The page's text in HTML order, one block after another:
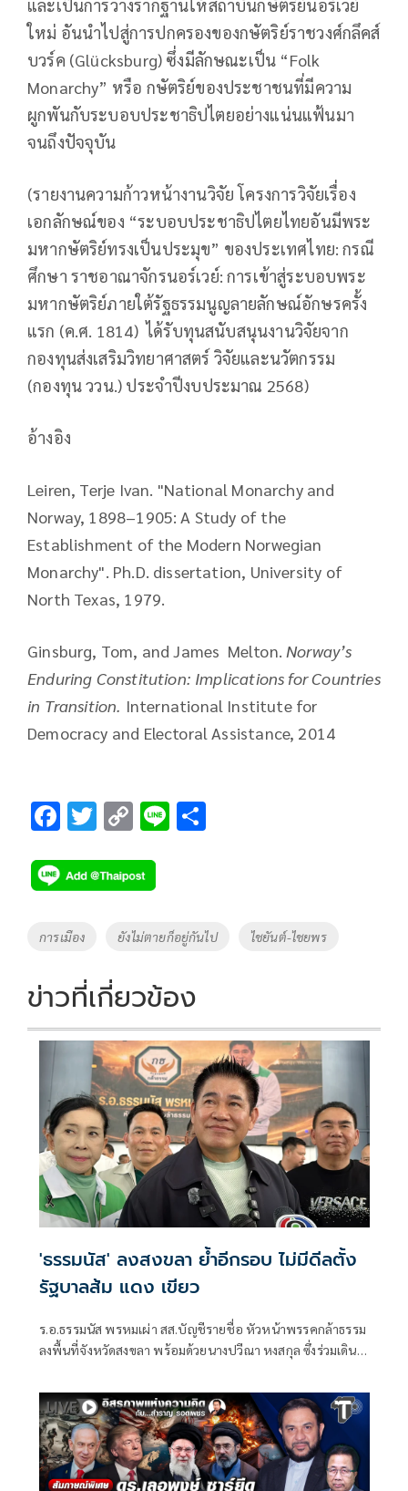
และเป็นการวางรากฐานให้สถาบันกษัตริย์นอร์เวย์
ใหม่ อันนำไปสู่การปกครองของกษัตริย์ราชวงศ์กลึคส์
บวร์ค (Glücksburg) ซึ่งมีลักษณะเป็น “Folk
Monarchy” หรือ กษัตริย์ของประชาชนที่มีความ
ผูกพันกับระบอบประชาธิปไตยอย่างแน่นแฟ้นมา
จนถึงปัจจุบัน
(รายงานความก้าวหน้างานวิจัย โครงการวิจัยเรื่อง
เอกลักษณ์ของ “ระบอบประชาธิปไตยไทยอันมีพระ
มหากษัตริย์ทรงเป็นประมุข” ของประเทศไทย: กรณี
ศึกษา ราชอาณาจักรนอร์เวย์: การเข้าสู่ระบอบพระ
มหากษัตริย์ภายใต้รัฐธรรมนูญลายลักษณ์อักษรครั้ง
แรก (ค.ศ. 1814) ได้รับทุนสนับสนุนงานวิจัยจาก
กองทุนส่งเสริมวิทยาศาสตร์ วิจัยและนวัตกรรม
(กองทุน ววน.) ประจำปีงบประมาณ 2568)
อ้างอิง
Leiren, Terje Ivan. "National Monarchy and
Norway, 1898–1905: A Study of the
Establishment of the Modern Norwegian
Monarchy". Ph.D. dissertation, University of
North Texas, 1979.
Ginsburg, Tom, and James Melton. Norway’s
Enduring Constitution: Implications for Countries
in Transition. International Institute for
Democracy and Electoral Assistance, 2014
F
e
b
o
k
T
tt
er
C
p
y
Li
k
Li
Tags
การเมือง ยังไม่ตายก็อยู่กันไป ไชยันต์-ไชยพร
ข่าวที่เกี่ยวข้อง
'ธรรมนัส' ลงสงขลา ย้ำอีกรอบ ไม่มีดีลตั้ง
รัฐบาลส้ม แดง เขียว
ร.อ.ธรรมนัส พรหมเผ่า สส.บัญชีรายชื่อ หัวหน้าพรรคกล้าธรรม
ลงพื้นที่จังหวัดสงขลา พร้อมด้วยนางปวีณา หงสกุล ซึ่งร่วมเดิน
ณ ที่ทำการนายเดชอิศม์ โดยมีการประชุมหารือแนวทางการ
ทำงานและขับเคลื่อนนโยบายในพื้นที่ ก่อนเดินทางต่อไปยัง
จังหวัดพัทลุง